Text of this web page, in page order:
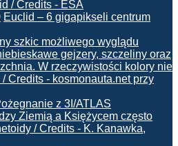
Euclid – 6 gigapikseli centrum
z 3I/ATLAS